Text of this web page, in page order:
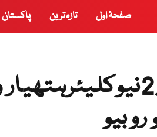
صفحۂ اول تازہ ترین پاکستان
امریکا
روبیو